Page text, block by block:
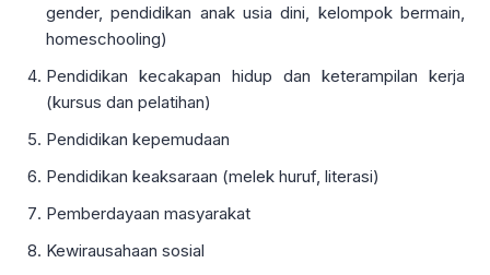
gender, pendidikan anak usia dini, kelompok bermain,
homeschooling)
Pendidikan kecakapan hidup dan keterampilan kerja
(kursus dan pelatihan)
Pendidikan kepemudaan
Pendidikan keaksaraan (melek huruf, literasi)
Pemberdayaan masyarakat
Kewirausahaan sosial